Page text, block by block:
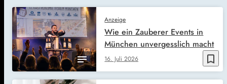
bookmark_border
Anzeige
16. Juli 2026
Wie ein Zauberer Events in
München unvergesslich macht